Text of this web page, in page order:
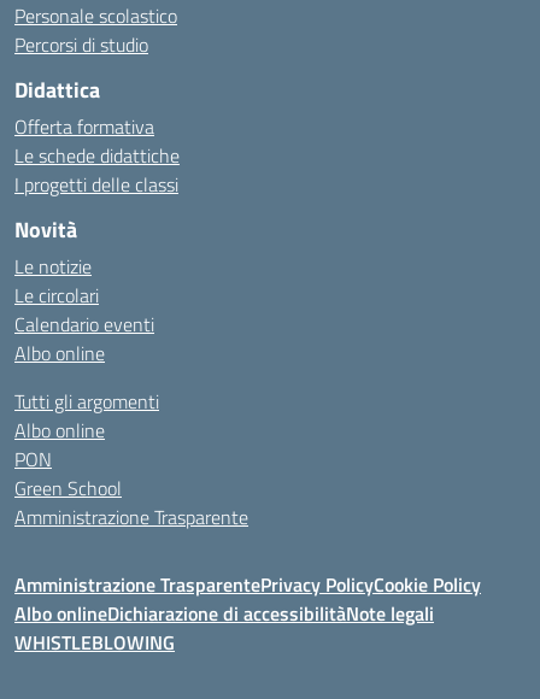
Personale scolastico
Percorsi di studio
Didattica
Offerta formativa
Le schede didattiche
I progetti delle classi
Novità
Le notizie
Le circolari
Calendario eventi
Albo online
Tutti gli argomenti
Albo online
PON
Green School
Amministrazione Trasparente
Amministrazione TrasparentePrivacy PolicyCookie Policy
Albo onlineDichiarazione di accessibilitàNote legali
WHISTLEBLOWING